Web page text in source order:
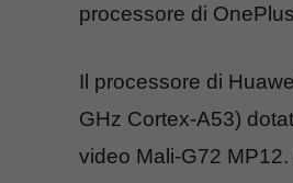
processore di
Il processore di
GHz Cortex-A53)
video Mali-G72